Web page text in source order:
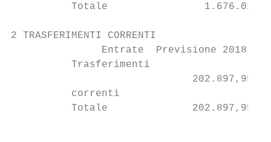
Totale
2 TRASFERIMENTI CORRENTI
Entrate  Previsione 2018
          Trasferimenti
202.897,95
          correnti
Totale              202.897,95